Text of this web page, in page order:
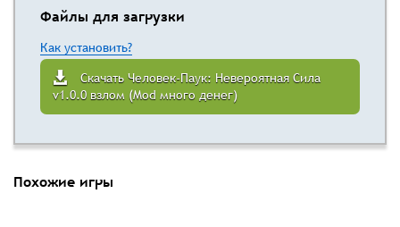
Файлы для загрузки
Как установить?
Скачать Человек-Паук: Невероятная Сила
v1.0.0 взлом (Mod много денег)
Похожие игры